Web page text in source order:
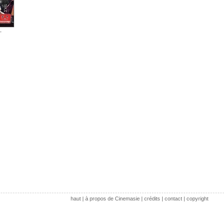
haut| à propos de Cinemasie| crédits | contact| copyright